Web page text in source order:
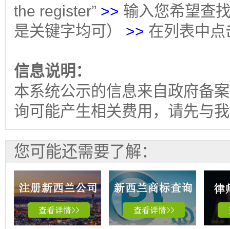
the register” >> 输入您希望查
是关键字均可） >> 在列表中
信息说明：
本系统公示的信息来自政府备
询可能产生相关费用，请先与
您可能还需要了解：